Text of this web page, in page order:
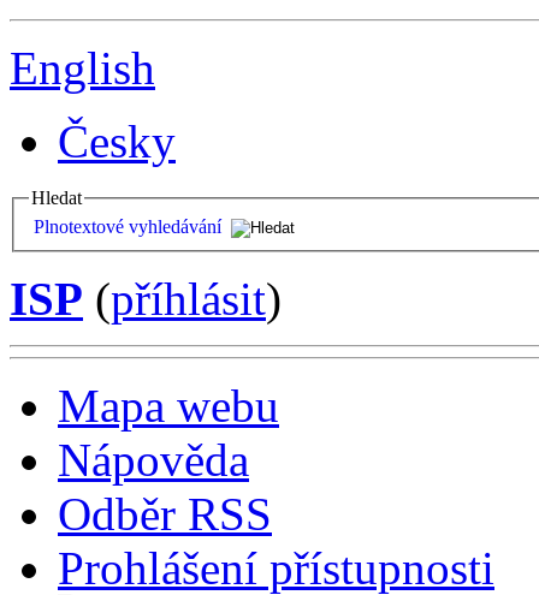
English
Česky
Hledat
Plnotextové vyhledávání
ISP (příhlásit)
Mapa webu
Nápověda
Odběr RSS
Prohlášení přístupnosti